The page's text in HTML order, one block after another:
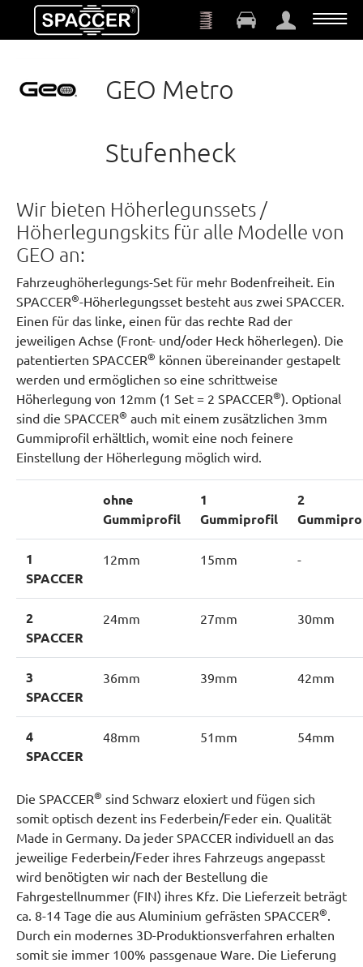
Zum Hauptinhalt springen
GEO Metro
Stufenheck
Wir bieten Höherlegunssets /
Höherlegungskits für alle Modelle von
GEO an:
Fahrzeughöherlegungs-Set für mehr Bodenfreiheit. Ein
SPACCER®-Höherlegungsset besteht aus zwei SPACCER.
Einen für das linke, einen für das rechte Rad der
jeweiligen Achse (Front- und/oder Heck höherlegen). Die
patentierten SPACCER® können übereinander gestapelt
werden und ermöglichen so eine schrittweise
Höherlegung von 12mm (1 Set = 2 SPACCER®). Optional
sind die SPACCER® auch mit einem zusätzlichen 3mm
Gummiprofil erhältlich, womit eine noch feinere
Einstellung der Höherlegung möglich wird.
ohne
Gummiprofil
1
Gummiprofil
2
1
SPACCER
12mm 15mm -
2
SPACCER
24mm 27mm 30mm
3
SPACCER
36mm 39mm 42mm
4
SPACCER
48mm 51mm 54mm
Die SPACCER® sind Schwarz eloxiert und fügen sich
somit optisch dezent ins Federbein/Feder ein. Qualität
Made in Germany. Da jeder SPACCER individuell an das
jeweilige Federbein/Feder ihres Fahrzeugs angepasst
wird benötigten wir nach der Bestellung die
Fahrgestellnummer (FIN) ihres Kfz. Die Lieferzeit beträgt
ca. 8-14 Tage die aus Aluminium gefrästen SPACCER®.
Durch ein modernes 3D-Produktionsverfahren erhalten
somit sie immer 100% passgenaue Ware. Die Lieferung